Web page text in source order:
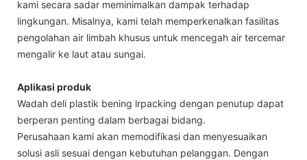
kami secara sadar meminimalkan dampak terhadap
lingkungan. Misalnya, kami telah memperkenalkan fasilitas
pengolahan air limbah khusus untuk mencegah air tercemar
mengalir ke laut atau sungai.
Aplikasi produk
Wadah deli plastik bening lrpacking dengan penutup dapat
berperan penting dalam berbagai bidang.
Perusahaan kami akan memodifikasi dan menyesuaikan
solusi asli sesuai dengan kebutuhan pelanggan. Dengan